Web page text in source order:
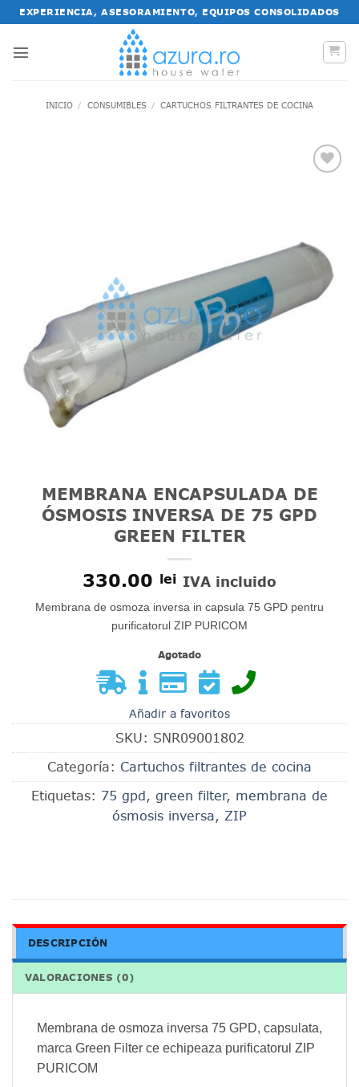
Saltar
al
contenido
EXPERIENCIA, ASESORAMIENTO, EQUIPOS CONSOLIDADOS
INICIO / CONSUMIBLES / CARTUCHOS FILTRANTES DE COCINA
MEMBRANA ENCAPSULADA DE
ÓSMOSIS INVERSA DE 75 GPD
GREEN FILTER
330.00 lei IVA incluido
Membrana de osmoza inversa in capsula 75 GPD pentru
purificatorul ZIP PURICOM
Agotado
Añadir a favoritos
SKU: SNR09001802
Categoría: Cartuchos filtrantes de cocina
Etiquetas: 75 gpd, green filter, membrana de
ósmosis inversa, ZIP
DESCRIPCIÓN
VALORACIONES (0)
Membrana de osmoza inversa 75 GPD, capsulata,
marca Green Filter ce echipeaza purificatorul ZIP
PURICOM